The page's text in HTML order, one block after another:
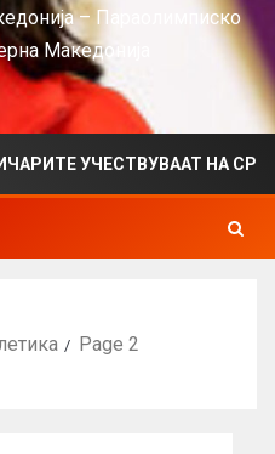
– Параолимписко
Македонија
НА СРБИЈА ОПЕН
Page 2